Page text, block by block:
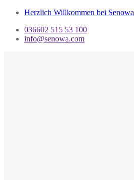
Herzlich Willkommen bei Senowa
036602 515 53 100
info@senowa.com